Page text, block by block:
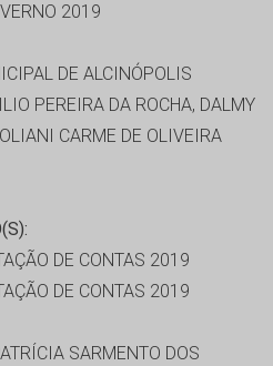
2019
DE ALCINÓPOLIS
PEREIRA DA ROCHA, DALMY
CARME DE OLIVEIRA
DE CONTAS 2019
DE CONTAS 2019
SARMENTO DOS